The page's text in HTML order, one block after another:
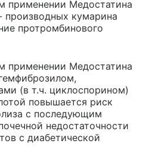
применении Медостатина
производных кумарина
протромбинового
применении Медостатина
(в т.ч. циклоспорином)
повышается риск
с последующим
недостаточности
с диабетической